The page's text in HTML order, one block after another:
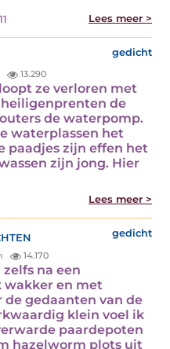
Lees meer >
gedicht
13.290
ze verloren met
heiligenprenten de
de waterpomp.
waterplassen het
paadjes zijn effen het
zijn jong. Hier
Lees meer >
gedicht
14.170
na een
wakker en met
de gedaanten van de
klein voel ik
paardepoten
hazelworm plots uit